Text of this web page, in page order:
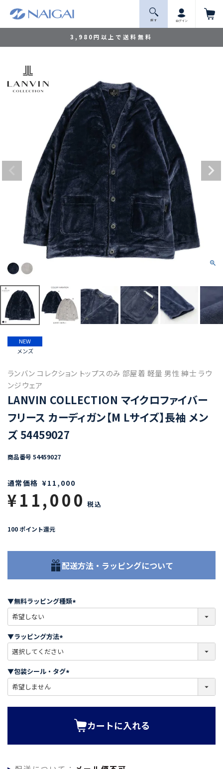
3,980円以上で送料無料
探 す ログイン
NEW
メンズ
ランバン コレクション トップスのみ 部屋着 軽量 男性 紳士 ラウ
ンジウェア
LANVIN COLLECTION マイクロファイバー
フリース カーディガン【M Lサイズ】長袖 メン
ズ 54459027
商品番号 54459027
通常価格 ¥11,000
¥11,000 税込
100 ポイント還元
配送方法・ラッピングについて
▼無料ラッピング種類
必
)
▼ラッピング方法
必
須
)
▼包装シール・タグ
必
カートに入れる